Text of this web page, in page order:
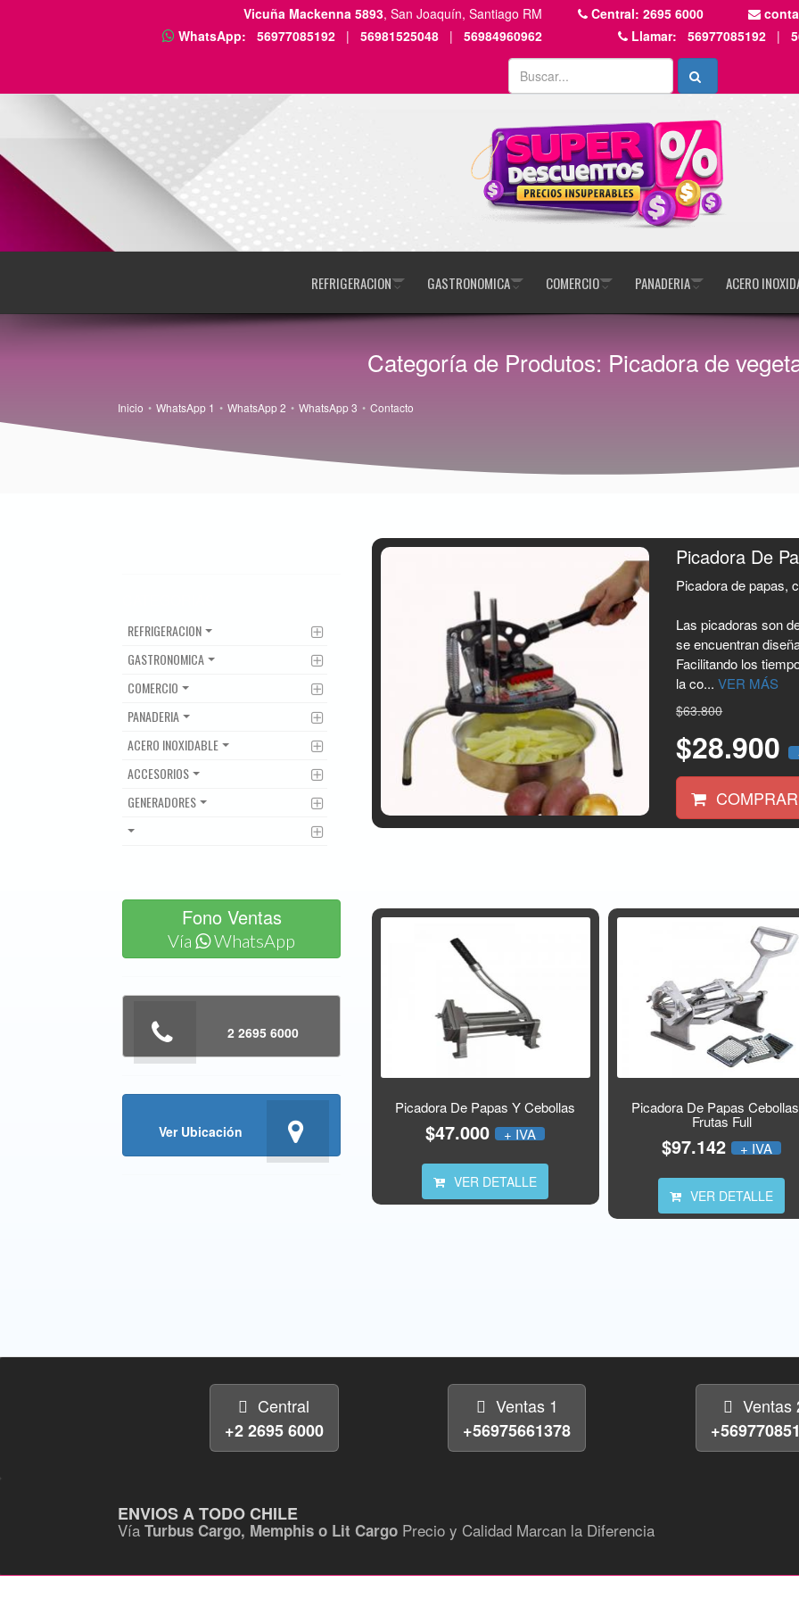
Vicuña Mackenna 5893, San Joaquín, Santiago RM Central: 2695 6000
WhatsApp:
56977085192 | 56981525048 | 56984960962 Llamar: 56977085192 |
REFRIGERACION GASTRONOMICA COMERCIO PANADERIA ACERO
Categoría de Produtos: Picadora de
Inicio WhatsApp 1 WhatsApp 2 WhatsApp 3 Contacto
Picadora De
Picadora de papas,
Las picadoras son
se encuentran
Facilitando los
la co...VER MÁS
$63.800
$28.900
COMPRAR
Picadora De Papas Y Cebollas
$47.000 + IVA
VER DETALLE
Picadora De Papas
Frutas Full
$97.142 + IVA
VER DETALLE
REFRIGERACION
GASTRONOMICA
COMERCIO
PANADERIA
ACERO INOXIDABLE
ACCESORIOS
GENERADORES
Fono Ventas
Vía WhatsApp
2 2695 6000
Ver Ubicación
Central
+2 2695 6000
Ventas 1
+56975661378
Ventas
ENVIOS A TODO CHILE
Vía Turbus Cargo, Memphis o Lit Cargo Precio y Calidad Marcan la Diferencia